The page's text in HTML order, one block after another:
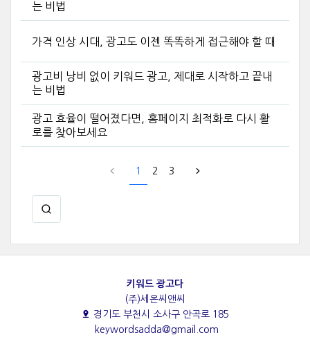
는 비법
가격 인상 시대, 광고도 이젠 똑똑하게 접근해야 할 때
광고비 낭비 없이 키워드 광고, 제대로 시작하고 끝내
는 비법
광고 효율이 떨어졌다면, 홈페이지 최적화로 다시 활
로를 찾아보세요
1 2 3
키워드 광고다
(주)세온씨앤씨
경기도 부천시 소사구 안곡로 185
keywordsadda@gmail.com